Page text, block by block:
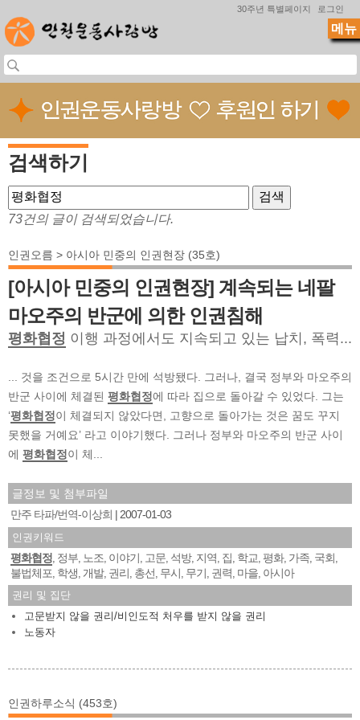
30주년 특별페이지 로그인
검색하기
73건의 글이 검색되었습니다.
인권오름 > 아시아 민중의 인권현장 (35호)
[아시아 민중의 인권현장] 계속되는 네팔
마오주의 반군에 의한 인권침해
평화협정 이행 과정에서도 지속되고 있는 납치, 폭력...
... 것을 조건으로 5시간 만에 석방됐다. 그러나, 결국 정부와 마오주의
반군 사이에 체결된 평화협정에 따라 집으로 돌아갈 수 있었다. 그는
‘평화협정이 체결되지 않았다면, 고향으로 돌아가는 것은 꿈도 꾸지
못했을 거예요’ 라고 이야기했다. 그러나 정부와 마오주의 반군 사이
에 평화협정이 체...
글정보 및 첨부파일
만주 타파/번역-이상희
2007-01-03
인권키워드
평화협정 정부 노조 이야기 고문 석방, 지역 집 학교 평화, 가족 국회
불법체포 학생 개발, 권리 총선 무시 무기 권력 마을 아시아
권리 및 집단
고문받지 않을 권리/비인도적 처우를 받지 않을 권리
노동자
인권하루소식 (453호)
메뉴